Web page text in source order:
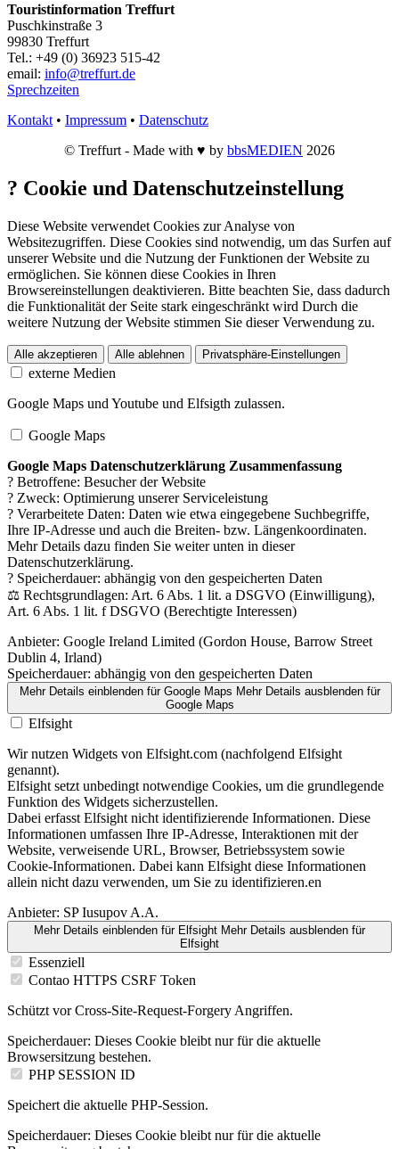
Touristinformation Treffurt
Puschkinstraße 3
99830 Treffurt
Tel.: +49 (0) 36923 515-42
email: info@treffurt.de
Sprechzeiten
Kontakt • Impressum • Datenschutz
© Treffurt - Made with ♥ by bbsMEDIEN 2026
? Cookie und Datenschutzeinstellung
Diese Website verwendet Cookies zur Analyse von
Websitezugriffen. Diese Cookies sind notwendig, um das Surfen auf
unserer Website und die Nutzung der Funktionen der Website zu
ermöglichen. Sie können diese Cookies in Ihren
Browsereinstellungen deaktivieren. Bitte beachten Sie, dass dadurch
die Funktionalität der Seite stark eingeschränkt wird Durch die
weitere Nutzung der Website stimmen Sie dieser Verwendung zu.
Alle akzeptieren Alle ablehnen Privatsphäre-Einstellungen
externe Medien
Google Maps und Youtube und Elfsigth zulassen.
Google Maps
Google Maps Datenschutzerklärung Zusammenfassung
? Betroffene: Besucher der Website
? Zweck: Optimierung unserer Serviceleistung
? Verarbeitete Daten: Daten wie etwa eingegebene Suchbegriffe,
Ihre IP-Adresse und auch die Breiten- bzw. Längenkoordinaten.
Mehr Details dazu finden Sie weiter unten in dieser
Datenschutzerklärung.
? Speicherdauer: abhängig von den gespeicherten Daten
⚖️ Rechtsgrundlagen: Art. 6 Abs. 1 lit. a DSGVO (Einwilligung),
Art. 6 Abs. 1 lit. f DSGVO (Berechtigte Interessen)
Anbieter: Google Ireland Limited (Gordon House, Barrow Street
Dublin 4, Irland)
Speicherdauer: abhängig von den gespeicherten Daten
Mehr Details einblendenfür Google Maps Mehr Details ausblendenfür
Google Maps
Elfsight
Wir nutzen Widgets von Elfsight.com (nachfolgend Elfsight
genannt).
Elfsight setzt unbedingt notwendige Cookies, um die grundlegende
Funktion des Widgets sicherzustellen.
Dabei erfasst Elfsight nicht identifizierende Informationen. Diese
Informationen umfassen Ihre IP-Adresse, Interaktionen mit der
Website, verweisende URL, Browser, Betriebssystem sowie
Cookie-Informationen. Dabei kann Elfsight diese Informationen
allein nicht dazu verwenden, um Sie zu identifizieren.en
Anbieter: SP Iusupov A.A.
Mehr Details einblenden für Elfsight Mehr Details ausblenden für
Elfsight
Essenziell
Contao HTTPS CSRF Token
Schützt vor Cross-Site-Request-Forgery Angriffen.
Speicherdauer: Dieses Cookie bleibt nur für die aktuelle
Browsersitzung bestehen.
PHP SESSION ID
Speichert die aktuelle PHP-Session.
Speicherdauer: Dieses Cookie bleibt nur für die aktuelle